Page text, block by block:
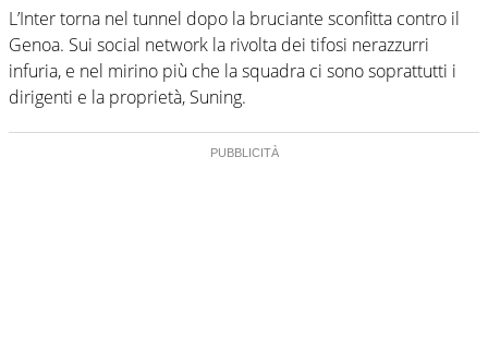
L’Inter torna nel tunnel dopo la bruciante sconfitta contro il
Genoa. Sui social network la rivolta dei tifosi nerazzurri
infuria, e nel mirino più che la squadra ci sono soprattutti i
dirigenti e la proprietà, Suning.